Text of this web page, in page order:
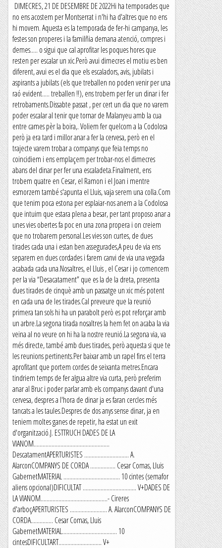
DIMECRES, 21 DE DESEMBRE DE 2022Hi ha temporades que
no ens acostem per Montserrat i n'hi ha d'altres que no ens
hi movem. Aquesta es la temporada de fer-hi campanya, les
festes son properes i la familñia demana atenció, compres i
demes..... o sigui que cal aprofitar les poques hores que
resten per escalar un xic.Però avui dimecres el motiu es ben
diferent, avui es el dia que els escaladors, avis, jubilats i
aspirants a jubilats (els que treballen no poden venir per una
raó evident..... treballen !!), ens trobem per fer un dinar i fer
retrobaments.Dissabte passat , per cert un dia que no varem
poder escalar al tenir que tornar de Malanyeu amb la cua
entre cames pèr la boira,. Voliem fer quelcom a la Codolosa
però ja era tard i millor anar a fer la cervesa, però en el
trajecte varem trobar a companys que feia temps no
coincidiem i ens emplaçem per trobar-nos el dimecres
abans del dinar per fer una escaladeta.Finalment, ens
trobem quatre en Cesar, el Ramon i el Joan i mentre
esmorzem també s'apunta el Lluis, vaja serem una colla.Com
que tenim poca estona per esplaiar-nos anem a la Codolosa
que intuim que estara plena a besar, per tant proposo anar a
unes vies obertes fa poc en una zona propera i on creiem
que no trobarem personal.Les vies son curtes, de dues
tirades cada una i estan ben assegurades,A peu de via ens
separem en dues cordades i farem canvi de via una vegada
acabada cada una.Nosaltres, el Lluis , el Cesar i jo comencem
per la via “Desacatament” que es la de la dreta, presenta
dues tirades de cinquè amb un passatge un xic més potent
en cada una de les tirades.Cal preveure que la reunió
primera tan sols hi ha un parabolt però es pot reforçar amb
un arbre.La segona tirada nosaltres la hem fet on acaba la via
veina al no veure on hi ha la nostre reunió.La segona via, va
més directe, també amb dues tirades, però aquesta si que te
les reunions pertinents.Per baixar amb un rapel fins el terra
aprofitant que portem cordes de seixanta metres.Encara
tindriem temps de fer algua altre via curta, però preferim
anar al Bruc i poder parlar amb els companys davant d'una
cervesa, despres a l'hora de dinar ja es faran cercles més
tancats a les taules.Despres de dos anys sense dinar, ja en
teniem moltes ganes de repetir, ha estat un exit
d'organització.J. ESTTRUCH DADES DE LA
VIANOM...................................................
DescatamentAPERTURISTES .............................. A.
AlarconCOMPANYS DE CORDA ................. Cesar Comas, Lluis
GabernetMATERIAL ...................................... 10 cintes (semafor
aliens opcional)DIFICULTAT .................................... V+DADES DE
LA VIANOM.............................................- Cireres
d'arboçAPERTURISTES ......................... A. AlarconCOMPANYS DE
CORDA............... Cesar Comas, Lluis
GabernetMATERIAL..................................... 10
cintesDIFICULTART............................. V+